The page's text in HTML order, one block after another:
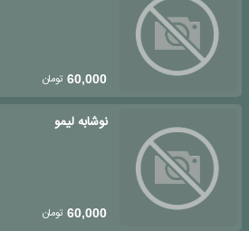
60,000 تومان
نوشابه لیمو
60,000 تومان